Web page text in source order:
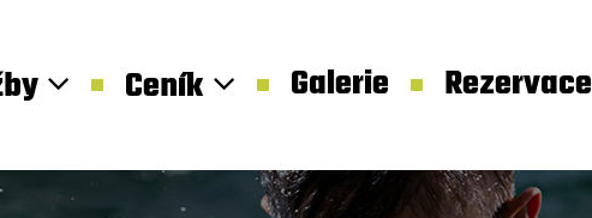
Ceník Galerie Rezervace